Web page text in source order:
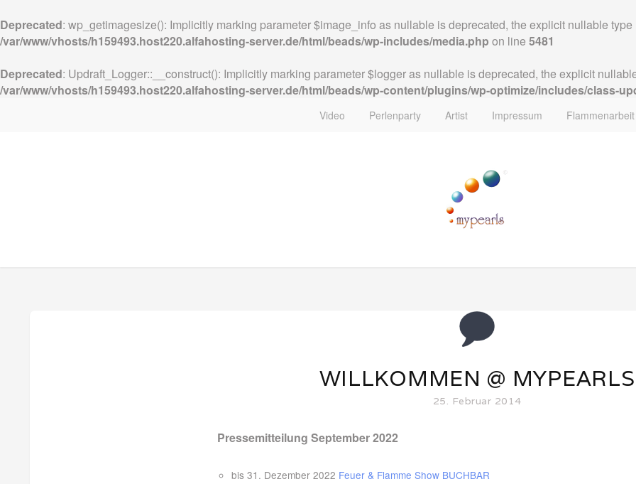
Deprecated: wp_getimagesize(): Implicitly marking parameter $image_info as nullable is deprecated, the explicit nullable
/var/www/vhosts/h159493.host220.alfahosting-server.de/html/beads/wp-includes/media.php on line 5481
Deprecated: Updraft_Logger::__construct(): Implicitly marking parameter $logger as nullable is deprecated, the explicit
/var/www/vhosts/h159493.host220.alfahosting-server.de/html/beads/wp-content/plugins/wp-optimize/includes/class-
Video Perlenparty Artist Impressum Flammenarbeit
WILLKOMMEN @ MYPEARLS
25. Februar 2014
Pressemitteilung September 2022
bis 31. Dezember 2022 Feuer & Flamme Show BUCHBAR